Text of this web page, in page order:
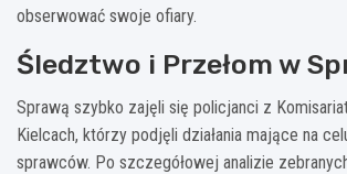
obserwować swoje ofiary.
Śledztwo i Przełom w
Sprawą szybko zajęli się policjanci z
Kielcach, którzy podjęli działania mające na
sprawców. Po szczegółowej analizie